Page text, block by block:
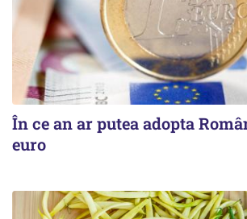
În ce an ar putea adopta
euro